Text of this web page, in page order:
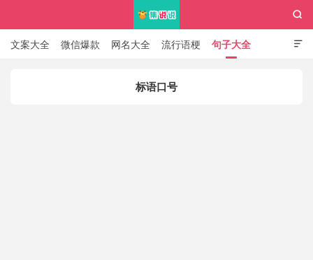

文案大全 微信爆款 网名大全 流行语梗 句子大全

标语口号